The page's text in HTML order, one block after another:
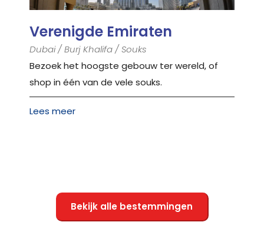
Verenigde Emiraten
Dubai / Burj Khalifa / Souks
Bezoek het hoogste gebouw ter wereld, of
shop in één van de vele souks.
Lees meer
Bekijk alle bestemmingen